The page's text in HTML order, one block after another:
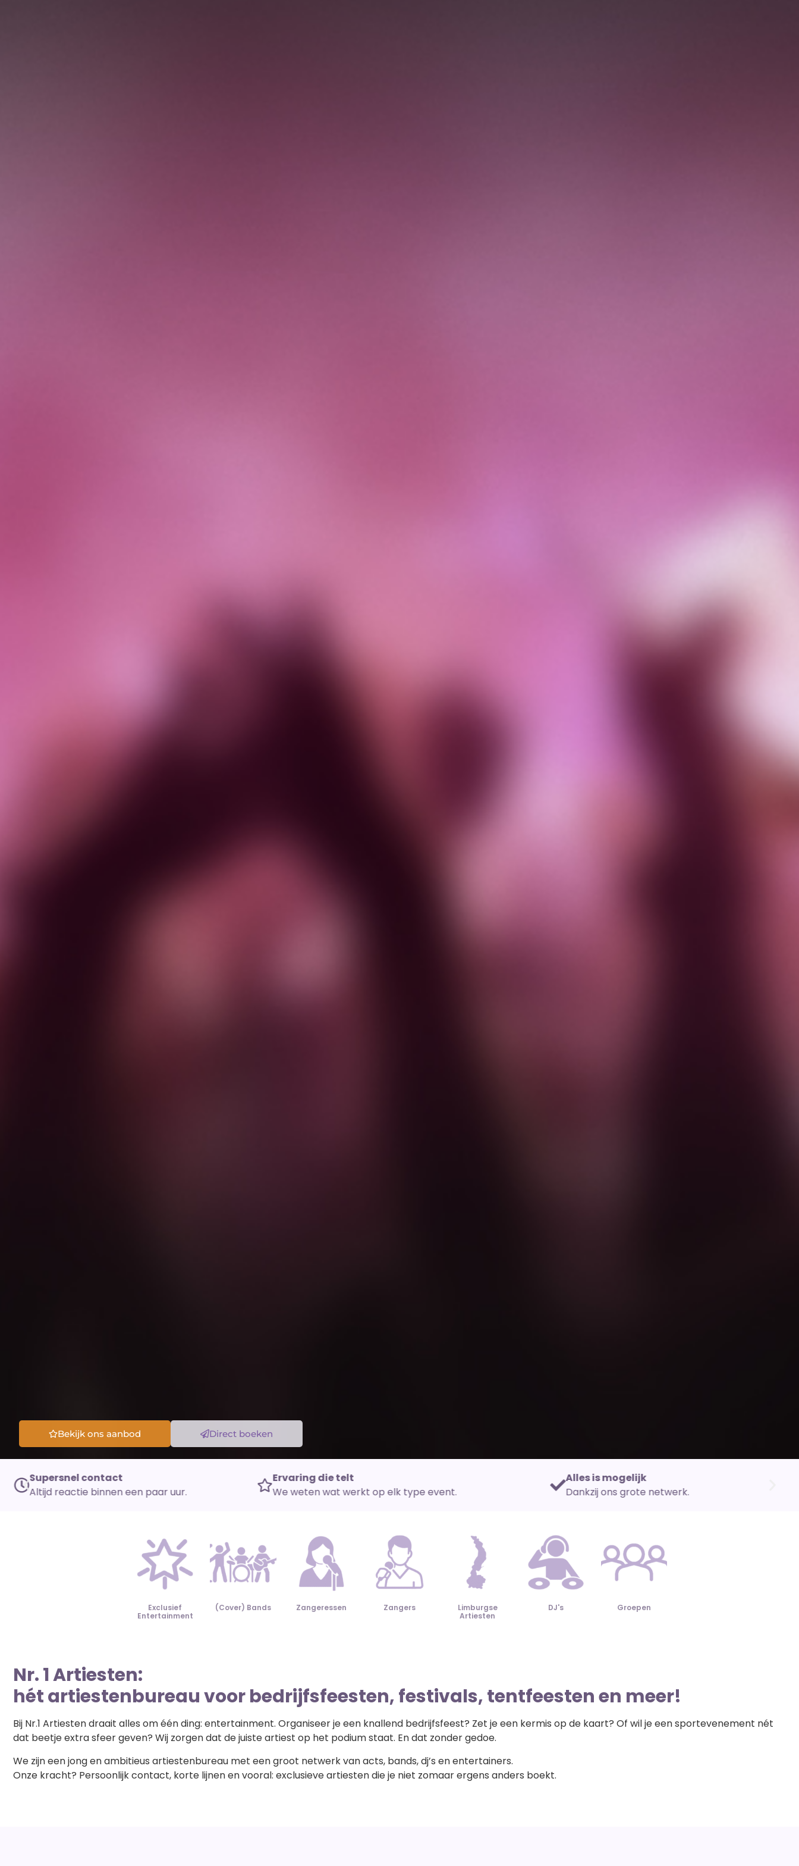
Bekijk ons aanbod Direct boeken
Ervaring die telt
We weten wat werkt op elk type event.
Alles is mogelijk
Dankzij ons grote netwerk.
3000+ boekingen
Meer dan 3000 boekingen per jaar
Exclusief
Entertainment
(Cover) Bands Zangeressen Zangers
Limburgse
Artiesten
DJ's Groepen
Nr. 1 Artiesten:
hét artiestenbureau voor bedrijfsfeesten, festivals, tentfeesten en meer!
Bij Nr.1 Artiesten draait alles om één ding: entertainment. Organiseer je een knallend bedrijfsfeest? Zet je een kermis op de kaart? Of wil je een sportevenement nét
dat beetje extra sfeer geven? Wij zorgen dat de juiste artiest op het podium staat. En dat zonder gedoe.
We zijn een jong en ambitieus artiestenbureau met een groot netwerk van acts, bands, dj’s en entertainers.
Onze kracht? Persoonlijk contact, korte lijnen en vooral: exclusieve artiesten die je niet zomaar ergens anders boekt.